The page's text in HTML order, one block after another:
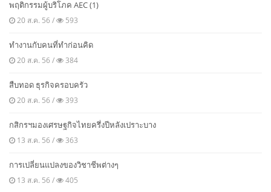
พฤติกรรมผู้บริโภค AEC (1)
20 ส.ค. 56 / 593
ทำงานกับคนที่ทำก่อนคิด
20 ส.ค. 56 / 384
สืบทอด ธุรกิจครอบครัว
20 ส.ค. 56 / 393
กสิกรฯมองเศรษฐกิจไทยครึ่งปีหลังเปราะบาง
13 ส.ค. 56 / 363
การเปลี่ยนแปลงของวิชาชีพต่างๆ
13 ส.ค. 56 / 405